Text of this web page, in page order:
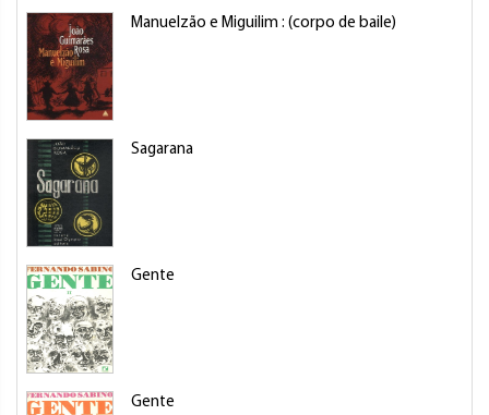
Manuelzão e Miguilim : (corpo de baile)
Sagarana
Gente
Gente